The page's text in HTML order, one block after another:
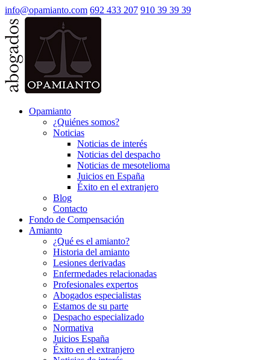
info@opamianto.com 692 433 207 910 39 39 39
Opamianto
¿Quiénes somos?
Noticias
Noticias de interés
Noticias del despacho
Noticias de mesotelioma
Juicios en España
Éxito en el extranjero
Blog
Contacto
Fondo de Compensación
Amianto
¿Qué es el amianto?
Historia del amianto
Lesiones derivadas
Enfermedades relacionadas
Profesionales expertos
Abogados especialistas
Estamos de su parte
Despacho especializado
Normativa
Juicios España
Éxito en el extranjero